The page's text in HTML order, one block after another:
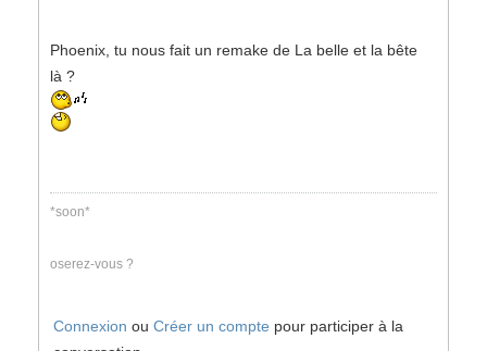
Phoenix, tu nous fait un remake de La belle et la bête
là ?
*soon*
oserez-vous ?
Connexion ou Créer un compte pour participer à la